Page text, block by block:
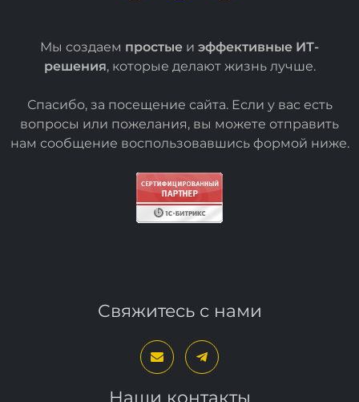
Мы создаем простые и эффективные ИТ-
решения, которые делают жизнь лучше.
Спасибо, за посещение сайта. Если у вас есть
вопросы или пожелания, вы можете отправить
нам сообщение воспользовавшись формой ниже.
Свяжитесь с нами
Наши контакты